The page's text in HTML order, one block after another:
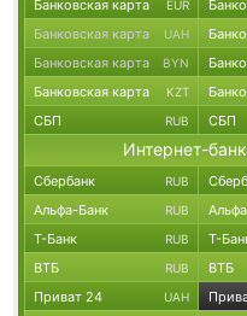
Банковская карта EUR
Банковская карта UAH
Банковская карта BYN
Банковская карта KZT
СБП RUB СБП
Интернет-
Сбербанк RUB
Альфа-Банк RUB
Т-Банк RUB Т-
ВТБ RUB ВТБ
Приват 24 UAH